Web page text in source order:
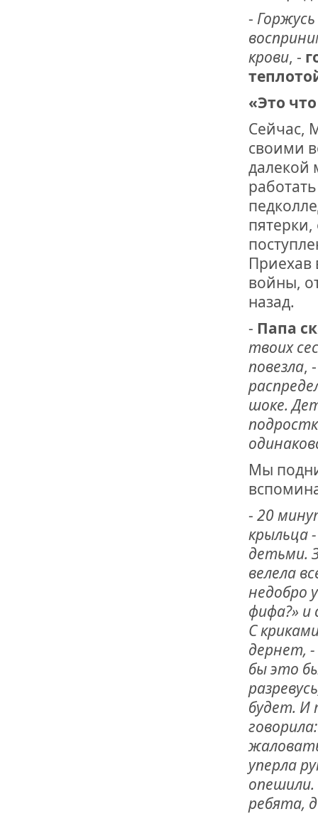
-
крови, -
«Это
Сейчас,
своими
далекой
Приехав
войны,
назад.
- Папа
твоих
повезла,
шоке.
Мы
- 20
крыльца
детьми.
велела
недобро
фифа?» и
С
дернет,
бы это
будет. И
уперла
ребята,